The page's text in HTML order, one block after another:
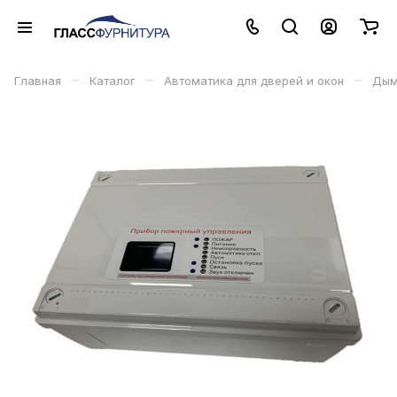
Главная – Каталог – Автоматика для дверей и окон –